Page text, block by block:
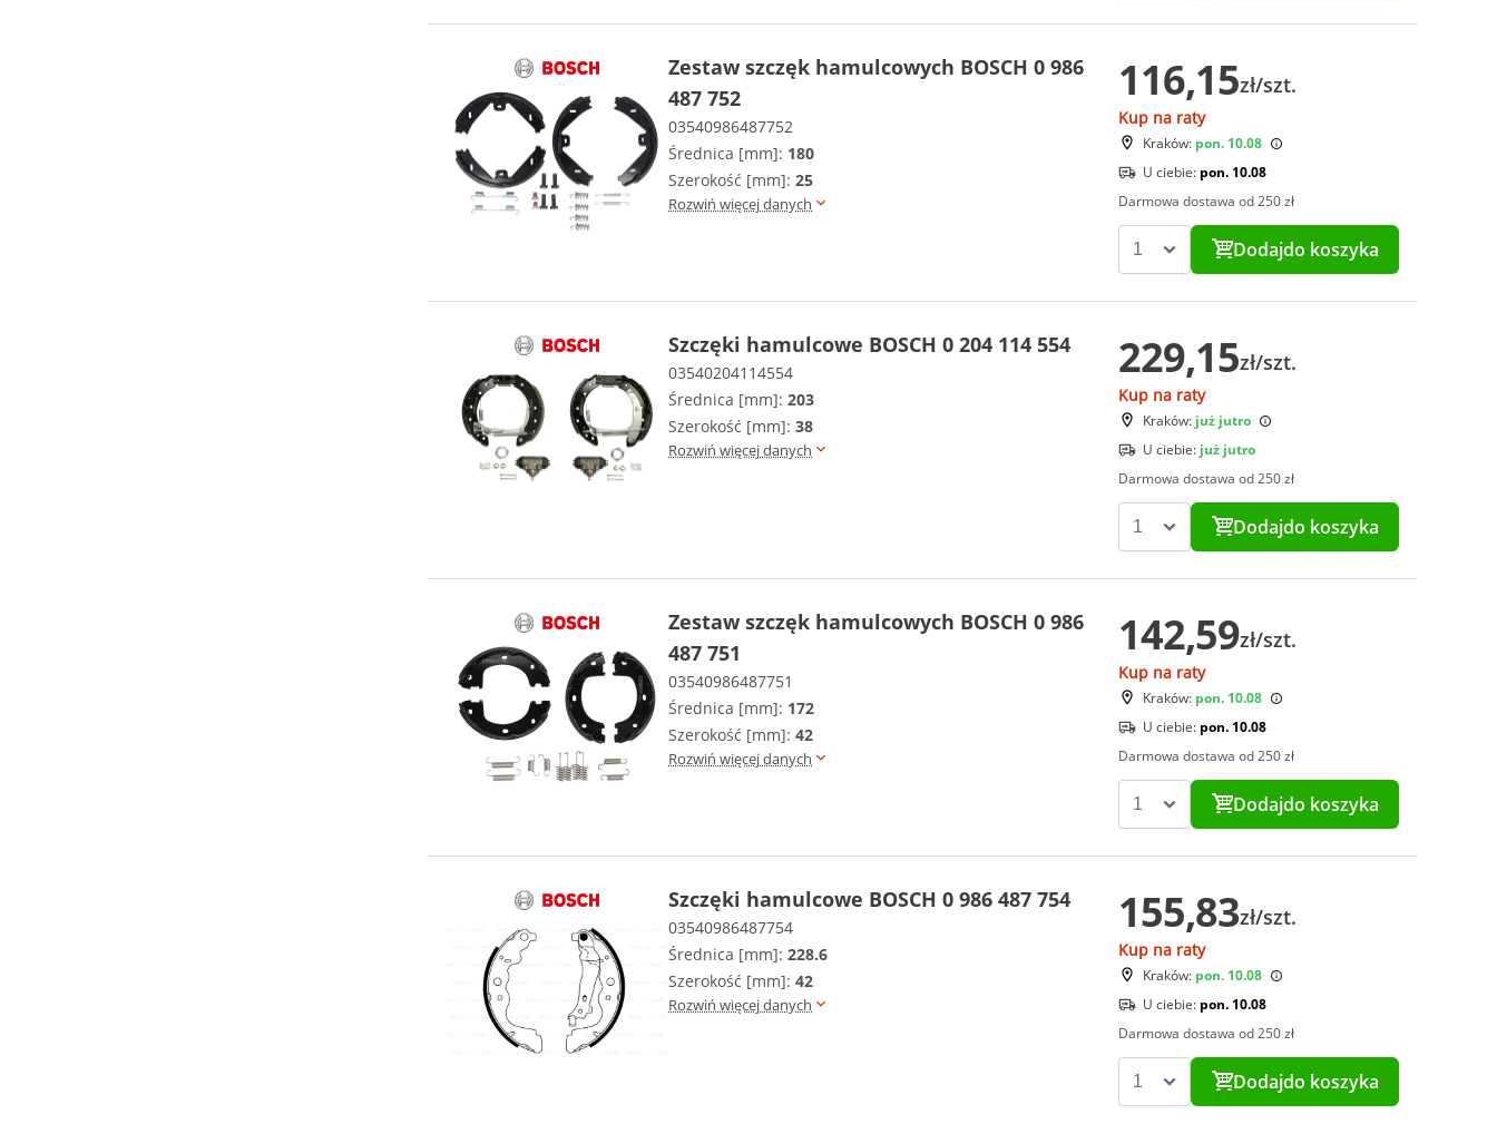
Zestaw szczęk hamulcowych BOSCH 0 986
487 752
03540986487752
Średnica [mm]: 180
Szerokość [mm]: 25
Rozwiń więcej danych
116,15zł/szt.
Kup na raty
Kraków: pon. 10.08
U ciebie: pon. 10.08
Darmowa dostawa od 250 zł
Dodajdo koszyka
Szczęki hamulcowe BOSCH 0 204 114 554
03540204114554
Średnica [mm]: 203
Szerokość [mm]: 38
Rozwiń więcej danych
229,15zł/szt.
Kup na raty
Kraków: już jutro
U ciebie: już jutro
Darmowa dostawa od 250 zł
Dodajdo koszyka
Zestaw szczęk hamulcowych BOSCH 0 986
487 751
03540986487751
Średnica [mm]: 172
Szerokość [mm]: 42
Rozwiń więcej danych
142,59zł/szt.
Kup na raty
Kraków: pon. 10.08
U ciebie: pon. 10.08
Darmowa dostawa od 250 zł
Dodajdo koszyka
Szczęki hamulcowe BOSCH 0 986 487 754
03540986487754
Średnica [mm]: 228.6
Szerokość [mm]: 42
Rozwiń więcej danych
155,83zł/szt.
Kup na raty
Kraków: pon. 10.08
U ciebie: pon. 10.08
Darmowa dostawa od 250 zł
Dodajdo koszyka